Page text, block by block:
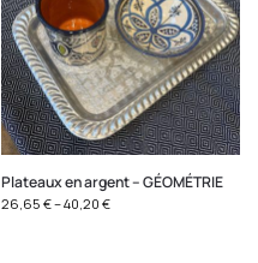
Plateaux en argent – GÉOMÉTRIE
26,65 €–40,20 €